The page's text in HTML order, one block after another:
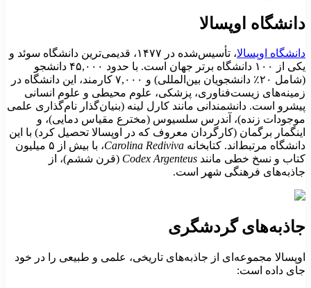
اوپسالا
اوپسالا
، تأسیس‌شده در ۱۴۷۷، قدیمی‌ترین دانشگاه سوئد و
یکی از ۱۰۰ دانشگاه برتر جهان است. با حدود ۴۵,۰۰۰ دانشجو
(شامل ۲۰٪ دانشجویان بین‌المللی) و ۷,۰۰۰ کارمند، این دانشگاه در
زیست‌فناوری، پزشکی، علوم محیطی و علوم انسانی
است. دانشمندانی مانند کارل لینه (بنیان‌گذار نام‌گذاری علمی
زنده)، آندرس سلسیوس (مخترع مقیاس دمایی)، و
برگمان (کارگردان معروف که در اوپسالا تحصیل کرد) با این
مرتبط‌اند. کتابخانهCarolina Rediviva
، با بیش از ۵ میلیون
و نسخ خطی مانندCodex Argenteus(قرن ششم)، از
فرهنگی شهر است.
گردشگری
مجموعه‌ای از جاذبه‌های تاریخی، علمی و طبیعی را در خود
داده است: